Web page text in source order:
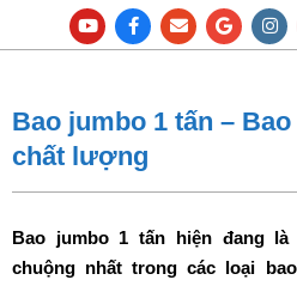
Bao jumbo 1 tấn –
chất lượng
Bao jumbo 1 tấn hiện đang
chuộng nhất trong các loại